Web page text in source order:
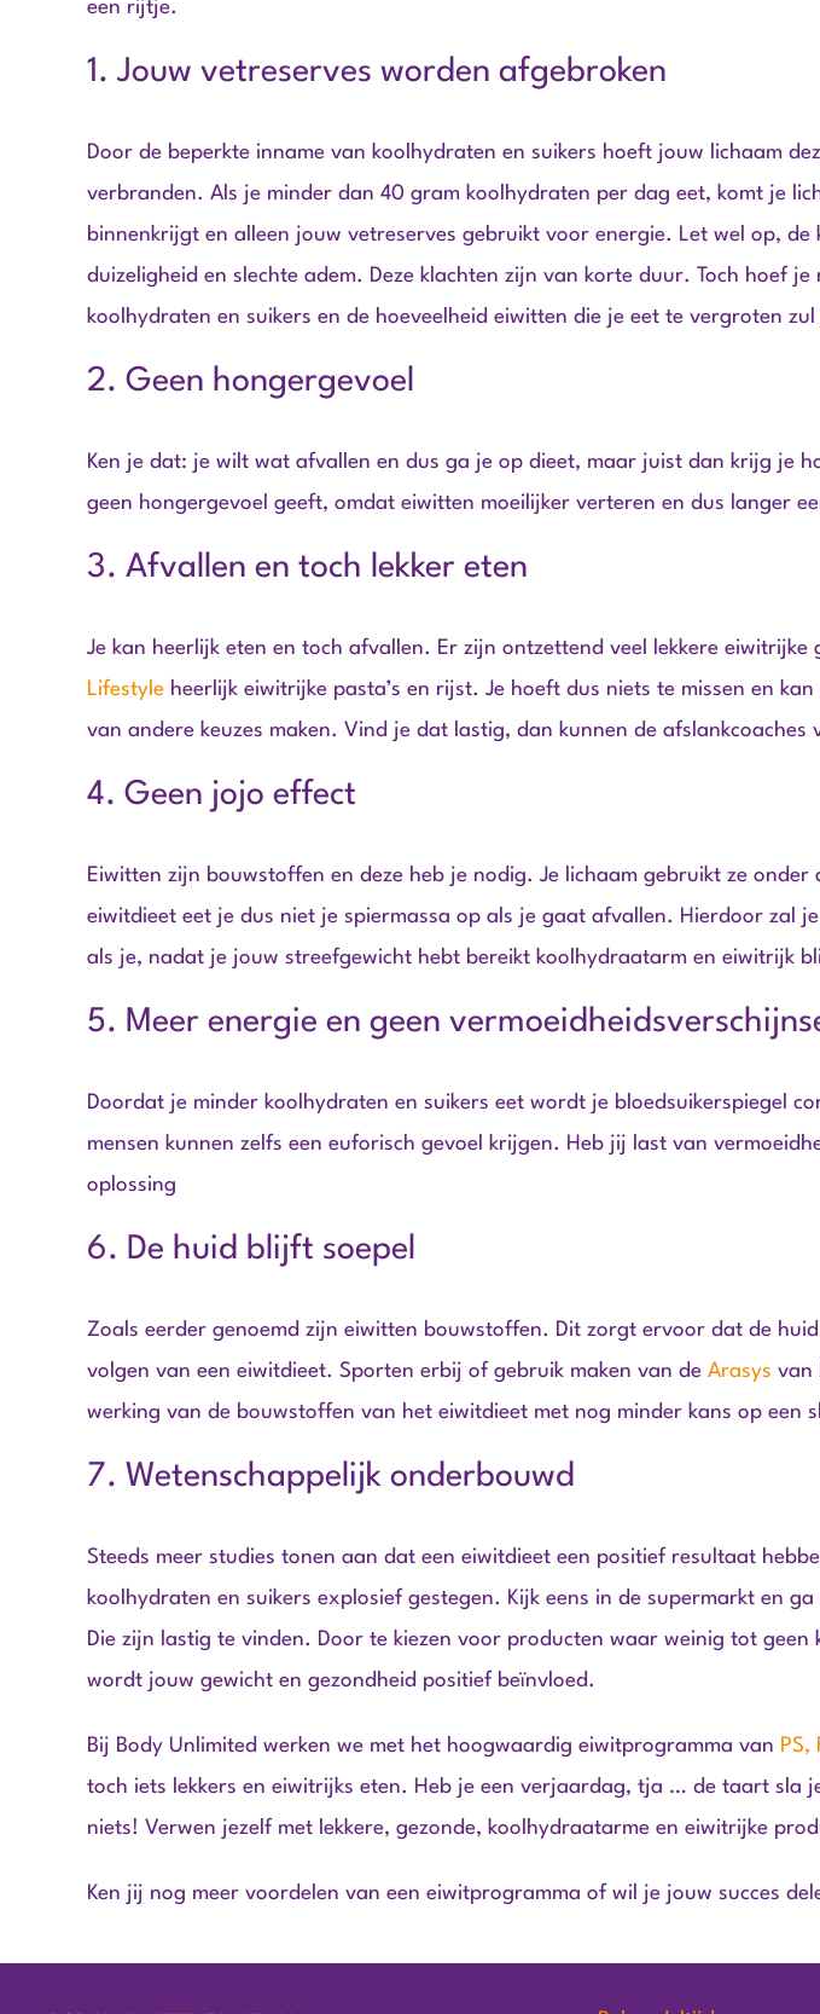
een rijtje.
1. Jouw vetreserves worden afgebroken
Door de beperkte inname van koolhydraten en suikers hoeft jouw lichaam
verbranden. Als je minder dan 40 gram koolhydraten per dag eet, komt je
binnenkrijgt en alleen jouw vetreserves gebruikt voor energie. Let wel op,
duizeligheid en slechte adem. Deze klachten zijn van korte duur. Toch hoef
koolhydraten en suikers en de hoeveelheid eiwitten die je eet te vergroten
2. Geen hongergevoel
Ken je dat: je wilt wat afvallen en dus ga je op dieet, maar juist dan krijg je
geen hongergevoel geeft, omdat eiwitten moeilijker verteren en dus langer
3. Afvallen en toch lekker eten
Je kan heerlijk eten en toch afvallen. Er zijn ontzettend veel lekkere
Lifestyleheerlijk eiwitrijke pasta’s en rijst. Je hoeft dus niets te missen en
van andere keuzes maken. Vind je dat lastig, dan kunnen de
4. Geen jojo effect
Eiwitten zijn bouwstoffen en deze heb je nodig. Je lichaam gebruikt ze
eiwitdieet eet je dus niet je spiermassa op als je gaat afvallen. Hierdoor zal
als je, nadat je jouw streefgewicht hebt bereikt koolhydraatarm en eiwitrijk
5. Meer energie en geen
Doordat je minder koolhydraten en suikers eet wordt je bloedsuikerspiegel
mensen kunnen zelfs een euforisch gevoel krijgen. Heb jij last van
oplossing
6. De huid blijft soepel
Zoals eerder genoemd zijn eiwitten bouwstoffen. Dit zorgt ervoor dat de
volgen van een eiwitdieet. Sporten erbij of gebruik maken van de Arasys van
werking van de bouwstoffen van het eiwitdieet met nog minder kans op een
7. Wetenschappelijk onderbouwd
Steeds meer studies tonen aan dat een eiwitdieet een positief resultaat
koolhydraten en suikers explosief gestegen. Kijk eens in de supermarkt en
Die zijn lastig te vinden. Door te kiezen voor producten waar weinig tot
wordt jouw gewicht en gezondheid positief beïnvloed.
Bij Body Unlimited werken we met het hoogwaardig eiwitprogramma van PS,
toch iets lekkers en eiwitrijks eten. Heb je een verjaardag, tja … de taart sla
niets! Verwen jezelf met lekkere, gezonde, koolhydraatarme en eiwitrijke
Ken jij nog meer voordelen van een eiwitprogramma of wil je jouw succes